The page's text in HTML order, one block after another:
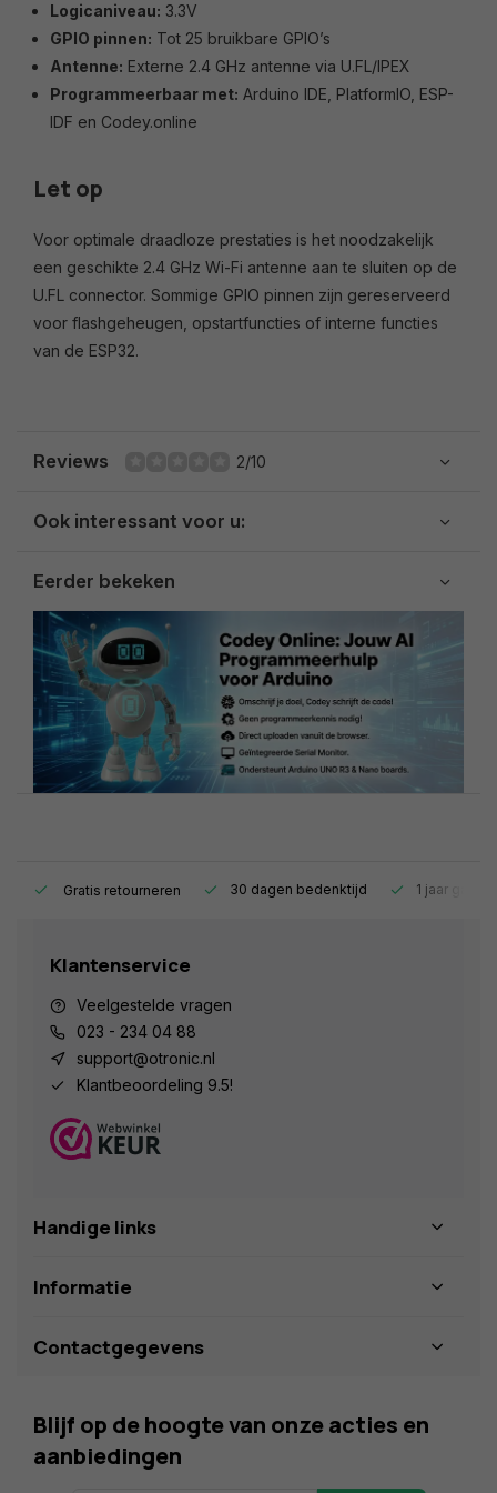
Logicaniveau: 3.3V
GPIO pinnen: Tot 25 bruikbare GPIO’s
Antenne: Externe 2.4 GHz antenne via U.FL/IPEX
Programmeerbaar met: Arduino IDE, PlatformIO, ESP-
IDF en Codey.online
Let op
Voor optimale draadloze prestaties is het noodzakelijk
een geschikte 2.4 GHz Wi-Fi antenne aan te sluiten op de
U.FL connector. Sommige GPIO pinnen zijn gereserveerd
voor flashgeheugen, opstartfuncties of interne functies
van de ESP32.
Reviews 2/10
Ook interessant voor u:
Eerder bekeken
Gratis retourneren 30 dagen bedenktijd 1 jaar
Klantenservice
Veelgestelde vragen
023 - 234 04 88
support@otronic.nl
Klantbeoordeling 9.5!
Handige links
Informatie
Contactgegevens
Blijf op de hoogte van onze acties en
aanbiedingen